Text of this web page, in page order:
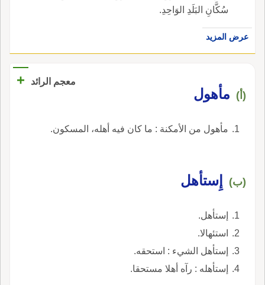
سُكَّانِ البَلَدِ الوَاحِدِ.
عرض المزيد
معجم الرائد +
(أ) مأهول
مأهول من الأمكنة : ما كان فيه أهله، المسكون.
(ب) إِستأهل
إستأهل.
استئهالا.
إستأهل الشيء : استحقه.
إستأهله : رآه أهلا مستحقا.